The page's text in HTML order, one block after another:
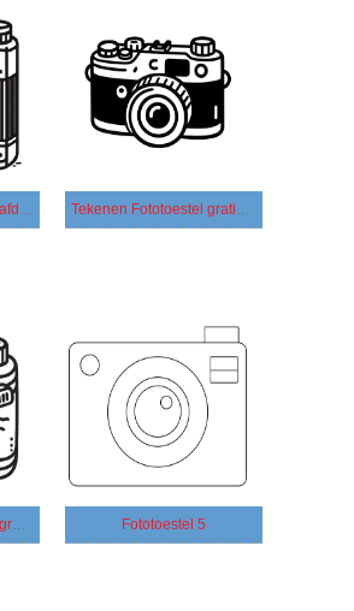
Afbeelding Fototoestel afdrukbaar Tekenen Fototoestel gratis basis
Afbeelding Fototoestel gratis afdrukbaar Fototoestel 5